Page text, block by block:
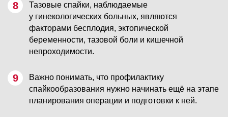
Тазовые спайки, наблюдаемые
у гинекологических больных, являются
факторами бесплодия, эктопической
беременности, тазовой боли и кишечной
непроходимости.
Важно понимать, что профилактику
спайкообразования нужно начинать ещё на этапе
планирования операции и подготовки к ней.